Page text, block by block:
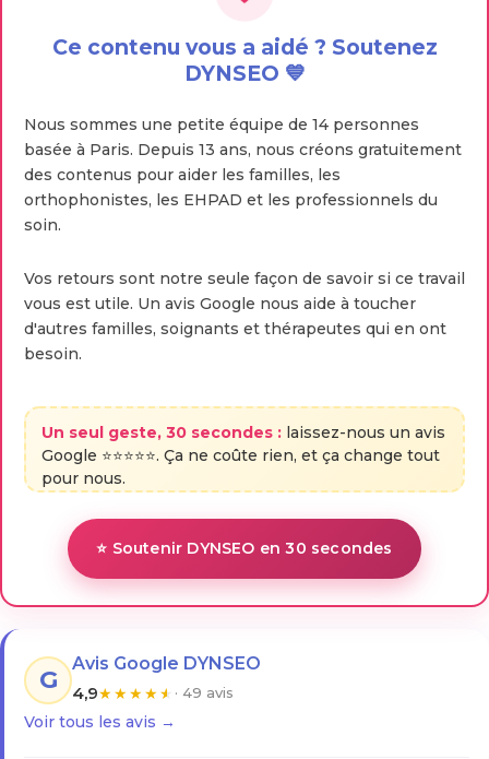
Ce contenu vous a aidé ? Soutenez
DYNSEO 💙
Nous sommes une petite équipe de 14 personnes
basée à Paris. Depuis 13 ans, nous créons gratuitement
des contenus pour aider les familles, les
orthophonistes, les EHPAD et les professionnels du
soin.
Vos retours sont notre seule façon de savoir si ce travail
vous est utile. Un avis Google nous aide à toucher
d'autres familles, soignants et thérapeutes qui en ont
besoin.
Un seul geste, 30 secondes : laissez-nous un avis
Google ⭐⭐⭐⭐⭐. Ça ne coûte rien, et ça change tout
pour nous.
⭐ Soutenir DYNSEO en 30 secondes
G
Avis Google DYNSEO
4,9★★★★★ · 49 avis
Voir tous les avis →